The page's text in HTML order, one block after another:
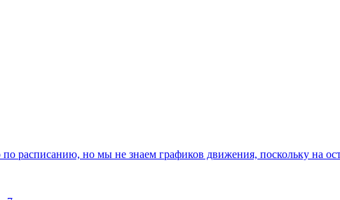
расписанию, но мы не знаем графиков движения, поскольку на